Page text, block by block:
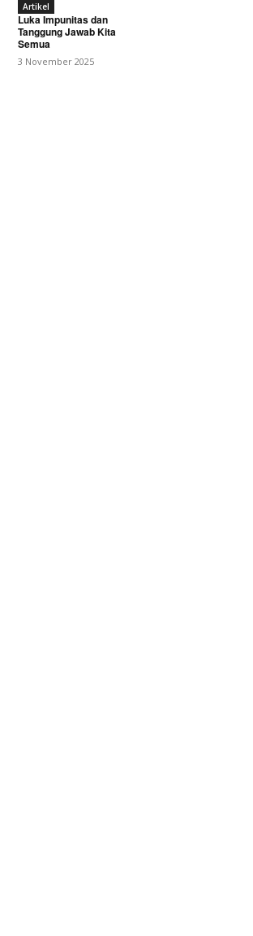
Artikel
Luka Impunitas dan
Tanggung Jawab Kita
Semua
3 November 2025